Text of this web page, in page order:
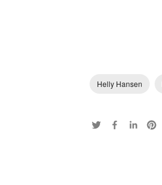
Helly Hansen